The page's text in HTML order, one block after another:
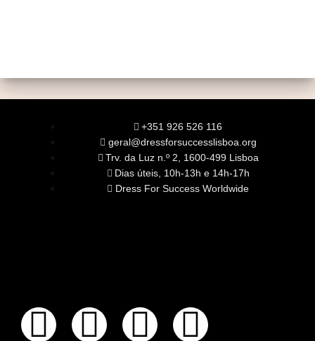
+351 926 526 116
geral@dressforsuccesslisboa.org
Trv. da Luz n.º 2, 1600-499 Lisboa
Dias úteis, 10h-13h e 14h-17h
Dress For Success Worldwide